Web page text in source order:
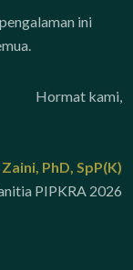
ini
Hormat kami,
PhD, SpP(K)
PIPKRA 2026